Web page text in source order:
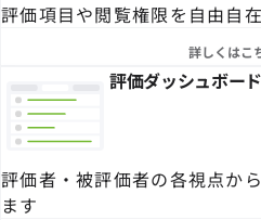
評価項目や閲覧権限を自由自
詳しくはこ
評価ダッシュボード
評価者・被評価者の各視点か
ます